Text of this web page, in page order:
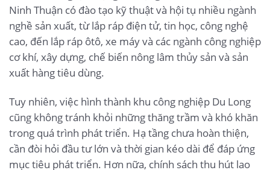
Ninh Thuận có đào tạo kỹ thuật và hội tụ nhiều ngành
nghề sản xuất, từ lắp ráp điện tử, tin học, công nghệ
cao, đến lắp ráp ôtô, xe máy và các ngành công nghiệp
cơ khí, xây dựng, chế biến nông lâm thủy sản và sản
xuất hàng tiêu dùng.
Tuy nhiên, việc hình thành khu công nghiệp Du Long
cũng không tránh khỏi những thăng trầm và khó khăn
trong quá trình phát triển. Hạ tầng chưa hoàn thiện,
cần đòi hỏi đầu tư lớn và thời gian kéo dài để đáp ứng
mục tiêu phát triển. Hơn nữa, chính sách thu hút lao